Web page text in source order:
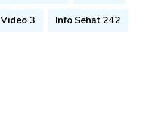
Video 3 Info Sehat 242